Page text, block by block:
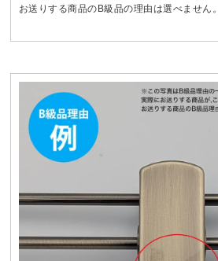
お送りする商品のB級品の理由は選べません。